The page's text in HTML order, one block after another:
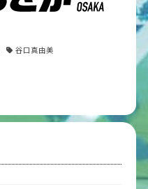
谷口真由美